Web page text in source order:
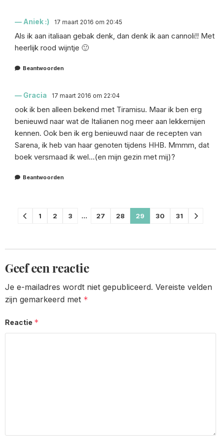
Aniek :) 17 maart 2016 om 20:45
Als ik aan italiaan gebak denk, dan denk ik aan cannoli!! Met
heerlijk rood wijntje 🙂
Beantwoorden
Gracia 17 maart 2016 om 22:04
ook ik ben alleen bekend met Tiramisu. Maar ik ben erg
benieuwd naar wat de Italianen nog meer aan lekkernijen
kennen. Ook ben ik erg benieuwd naar de recepten van
Sarena, ik heb van haar genoten tijdens HHB. Mmmm, dat
boek versmaad ik wel…(en mijn gezin met mij)?
Beantwoorden
Comments
1 2 3 … 27 28 29 30 31
Geef een reactie
Je e-mailadres wordt niet gepubliceerd. Vereiste velden
zijn gemarkeerd met *
Reactie *